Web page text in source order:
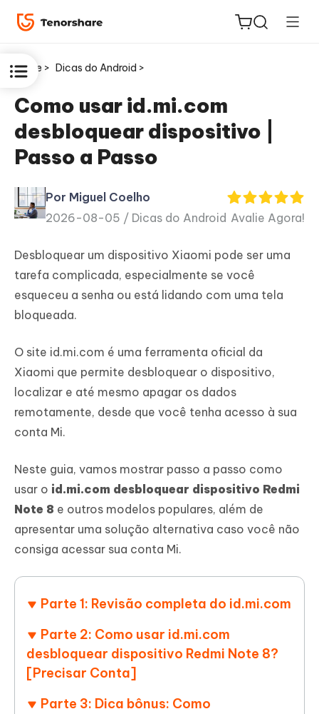
for iOS
PDNob
PDF
Novo
iAnyGo
Home > Dicas do Android >
Como usar id.mi.com
desbloquear dispositivo |
Passo a Passo
Por Miguel Coelho
2026-08-05 / Dicas do Android Avalie Agora!
Desbloquear um dispositivo Xiaomi pode ser uma
tarefa complicada, especialmente se você
esqueceu a senha ou está lidando com uma tela
bloqueada.
O site id.mi.com é uma ferramenta oficial da
Xiaomi que permite desbloquear o dispositivo,
localizar e até mesmo apagar os dados
remotamente, desde que você tenha acesso à sua
conta Mi.
Neste guia, vamos mostrar passo a passo como
usar o id.mi.com desbloquear dispositivo Redmi
Note 8 e outros modelos populares, além de
apresentar uma solução alternativa caso você não
consiga acessar sua conta Mi.
Parte 1: Revisão completa do id.mi.com
Parte 2: Como usar id.mi.com
desbloquear dispositivo Redmi Note 8?
[Precisar Conta]
Parte 3: Dica bônus: Como